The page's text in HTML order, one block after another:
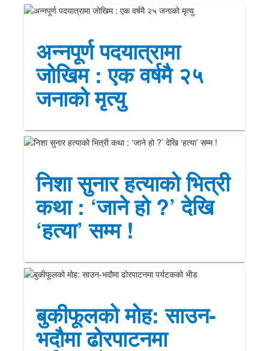
अन्नपूर्ण पदयात्रामा
जोखिम : एक वर्षमै २५
जनाको मृत्यु
निशा सुनार हत्याको भित्री
कथा : ‘जाने हो ?’ देखि
‘हत्या’ सम्म !
बुकीफूलको मोह: साउन-
भदौमा ढोरपाटनमा